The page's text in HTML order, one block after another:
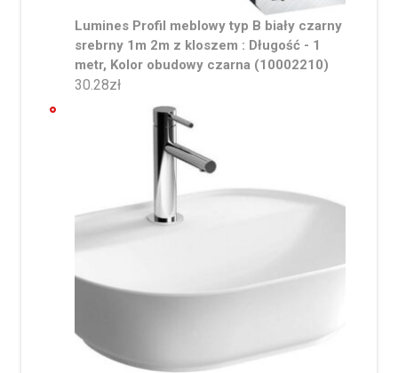
Lumines Profil meblowy typ B biały czarny
srebrny 1m 2m z kloszem : Długość - 1
metr, Kolor obudowy czarna (10002210)
30.28zł